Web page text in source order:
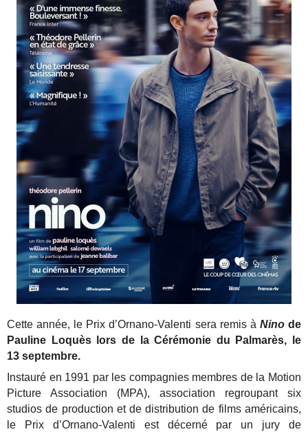
Cette année, le Prix d’Ornano-Valenti sera remis à Nino de
Pauline Loquès lors de la Cérémonie du Palmarès, le
13 septembre.
Instauré en 1991 par les compagnies membres de la Motion
Picture Association (MPA), association regroupant six
studios de production et de distribution de films américains,
le Prix d’Ornano-Valenti est décerné par un jury de